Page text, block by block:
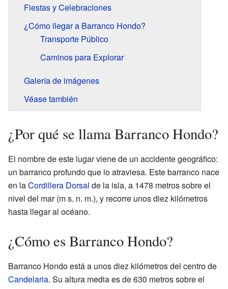
Fiestas y Celebraciones
¿Cómo llegar a Barranco Hondo?
Transporte Público
Caminos para Explorar
Galería de imágenes
Véase también
¿Por qué se llama Barranco Hondo?
El nombre de este lugar viene de un accidente geográfico:
un barranco profundo que lo atraviesa. Este barranco nace
en laCordillera Dorsal de la isla, a 1478 metros sobre el
nivel del mar (m s. n. m.), y recorre unos diez kilómetros
hasta llegar al océano.
¿Cómo es Barranco Hondo?
Barranco Hondo está a unos diez kilómetros del centro de
Candelaria. Su altura media es de 630 metros sobre el